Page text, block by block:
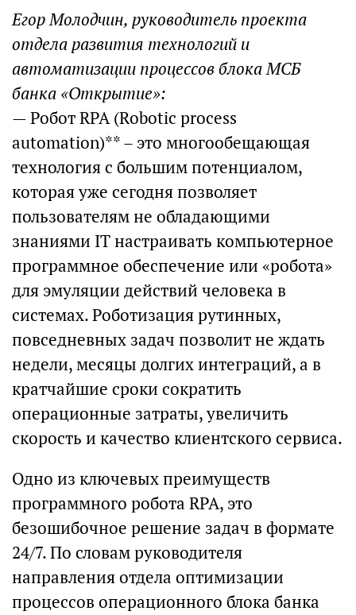
Егор Молодчин, руководитель проекта
отдела развития технологий и
автоматизации процессов блока МСБ
банка «Открытие»:
— Робот RPA (Robotic process
automation)** – это многообещающая
технология с большим потенциалом,
которая уже сегодня позволяет
пользователям не обладающими
знаниями IT настраивать компьютерное
программное обеспечение или «робота»
для эмуляции действий человека в
системах. Роботизация рутинных,
повседневных задач позволит не ждать
недели, месяцы долгих интеграций, а в
кратчайшие сроки сократить
операционные затраты, увеличить
скорость и качество клиентского сервиса.
Одно из ключевых преимуществ
программного робота RPA, это
безошибочное решение задач в формате
24/7. По словам руководителя
направления отдела оптимизации
процессов операционного блока банка